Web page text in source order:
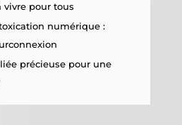
vivre pour tous
numérique :
précieuse pour une